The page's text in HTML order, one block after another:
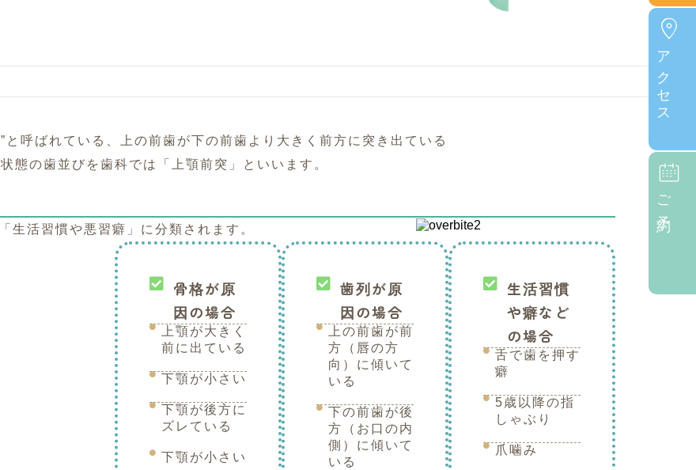
アクセス
ご予約
と呼ばれている、上の前歯が下の前歯より大きく前方に突き出ている
状態の歯並びを歯科では「上顎前突」といいます。
生活習慣や悪習癖」に分類されます。
骨格が原
因の場合
上顎が大きく
前に出ている
下顎が小さい
下顎が後方に
ズレている
下顎が小さい
歯列が原
因の場合
上の前歯が前
方（唇の方
向）に傾いて
いる
下の前歯が後
方（お口の内
側）に傾いて
いる
生活習慣
や癖など
の場合
舌で歯を押す
癖
5歳以降の指
しゃぶり
爪噛み